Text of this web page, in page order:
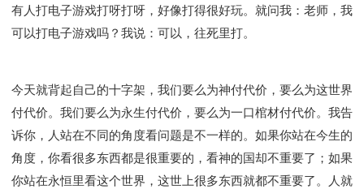
研习会02 - 医治释放
研习会02 - 如何查圣经
研习会02 - 得着命定成为祝福
有人打电子游戏打呀打呀，好像打得很好玩。就问我：老师，我
可以打电子游戏吗？我说：可以，往死里打。
今天就背起自己的十字架，我们要么为神付代价，要么为这世界
付代价。我们要么为永生付代价，要么为一口棺材付代价。我告
诉你，人站在不同的角度看问题是不一样的。如果你站在今生的
角度，你看很多东西都是很重要的，看神的国却不重要了；如果
你站在永恒里看这个世界，这世上很多东西就都不重要了。人就